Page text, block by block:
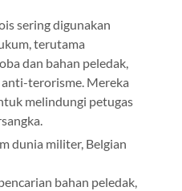
sering digunakan
terutama
dan bahan peledak,
terorisme. Mereka
melindungi petugas
dunia militer, Belgian
bahan peledak,